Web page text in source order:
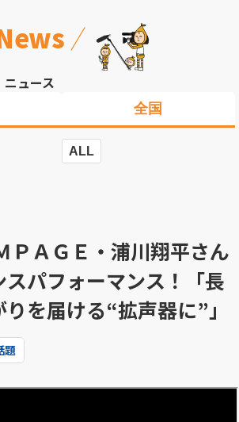
ニュース
全国
ALL
ＰＡＧＥ・浦川翔平さん
パフォーマンス！「長
を届ける“拡声器に”」
題